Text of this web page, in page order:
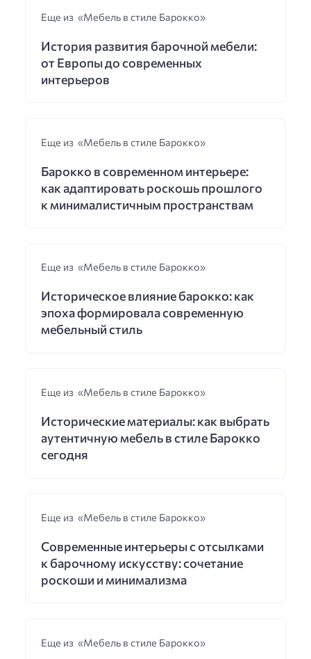
Еще из «Мебель в стиле Барокко»
История развития барочной мебели:
от Европы до современных
интерьеров
Еще из «Мебель в стиле Барокко»
Барокко в современном интерьере:
как адаптировать роскошь прошлого
к минималистичным пространствам
Еще из «Мебель в стиле Барокко»
Историческое влияние барокко: как
эпоха формировала современную
мебельный стиль
Еще из «Мебель в стиле Барокко»
Исторические материалы: как выбрать
аутентичную мебель в стиле Барокко
сегодня
Еще из «Мебель в стиле Барокко»
Современные интерьеры с отсылками
к барочному искусству: сочетание
роскоши и минимализма
Еще из «Мебель в стиле Барокко»